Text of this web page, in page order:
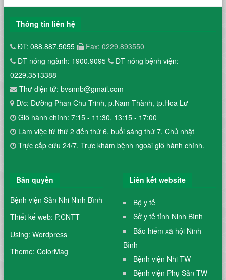
Thông tin liên hệ
ĐT: 088.887.5055
Fax: 0229.893550
ĐT nóng ngành: 1900.9095
ĐT nóng bệnh viện:
0229.3513388
Thư điện tử: bvsnnb@gmail.com
Đ/c: Đường Phan Chu Trinh, p.Nam Thành, tp.Hoa Lư
Giờ hành chính: 7:15 - 11:30, 13:15 - 17:00
Làm việc từ thứ 2 đến thứ 6, buổi sáng thứ 7, Chủ nhật
Trực cấp cứu 24/7. Trực khám bệnh ngoài giờ hành chính.
Bản quyền
Bệnh viện Sản Nhi Ninh Bình
Thiết kế web: P.CNTT
Using: Wordpress
Theme: ColorMag
Liên kết website
Bộ y tế
Sở y tế tỉnh Ninh Bình
Bảo hiểm xã hội Ninh
Bình
Bệnh viện Nhi TW
Bệnh viện Phụ Sản TW